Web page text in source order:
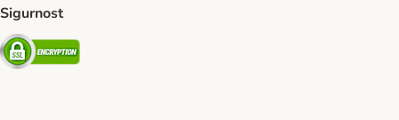
Sigurnost
Security